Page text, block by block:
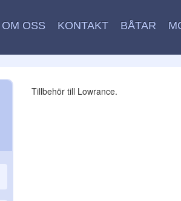
OM OSS KONTAKT BÅTAR
Tillbehör till Lowrance.